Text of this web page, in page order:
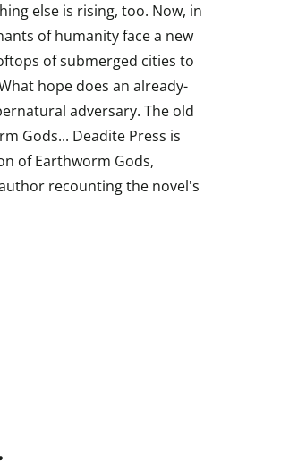
else is rising, too. Now, in
of humanity face a new
of submerged cities to
hope does an already-
adversary. The old
Gods... Deadite Press is
of Earthworm Gods,
recounting the novel's